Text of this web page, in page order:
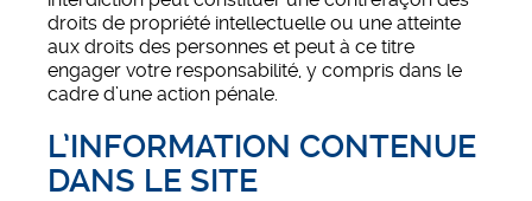
droits de propriété intellectuelle ou une atteinte
aux droits des personnes et peut à ce titre
engager votre responsabilité, y compris dans le
cadre d’une action pénale.
L’INFORMATION CONTENUE
DANS LE SITE